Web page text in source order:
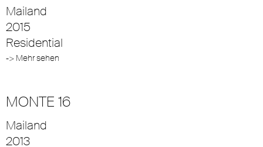
Mailand
2015
Residential
-> Mehr sehen
MONTE 16
Mailand
2013